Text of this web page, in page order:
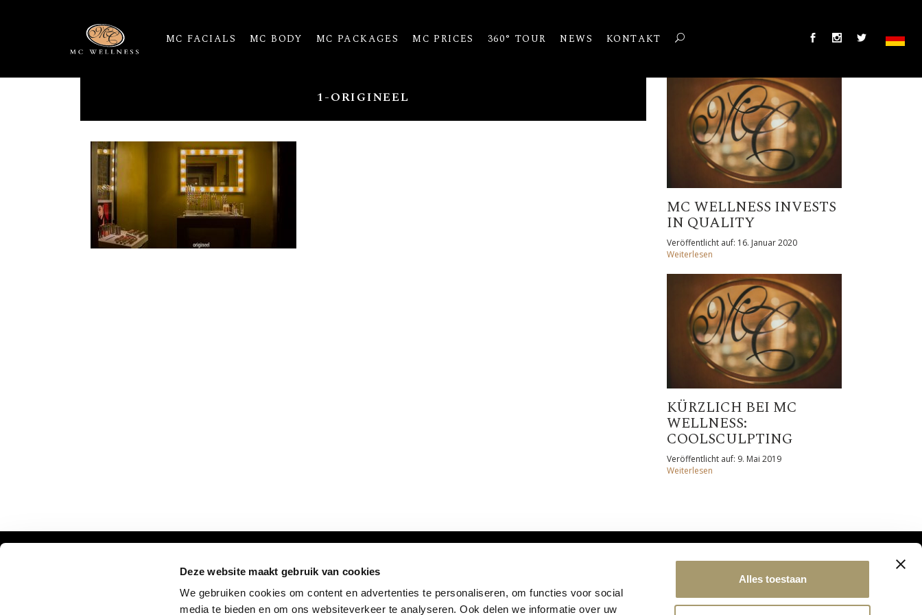
Deze website maakt gebruik van cookies
We gebruiken cookies om content en advertenties te personaliseren, om functies voor social
media te bieden en om ons websiteverkeer te analyseren. Ook delen we informatie over uw
Alles toestaan
MC FACIALS MC BODY MC PACKAGES MC PRICES 360° TOUR NEWS KONTAKT
1-ORIGINEEL
MC WELLNESS INVESTS
IN QUALITY
Veröffentlicht auf: 16. Januar 2020
Weiterlesen
KÜRZLICH BEI MC
WELLNESS:
COOLSCULPTING
Veröffentlicht auf: 9. Mai 2019
Weiterlesen